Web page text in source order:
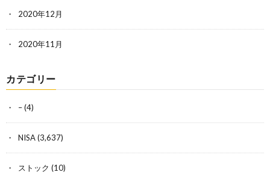
2020年12月
2020年11月
カテゴリー
–(4)
NISA(3,637)
ストック (10)